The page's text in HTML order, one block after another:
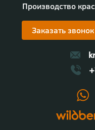
Производство
Заказать звонок